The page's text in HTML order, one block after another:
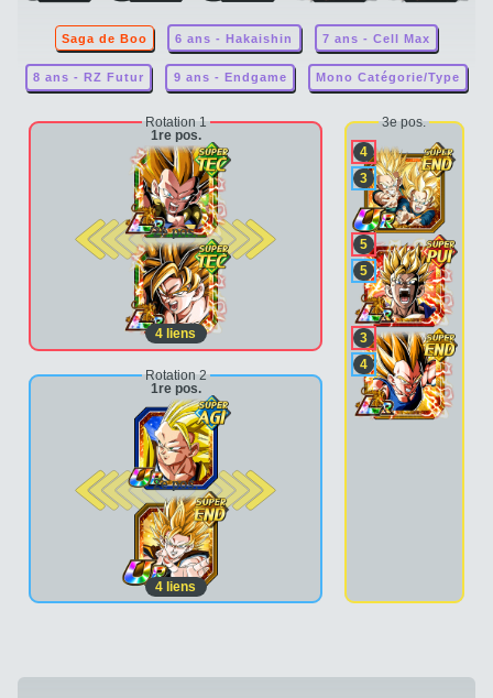
Saga de Boo 6 ans - Hakaishin 7 ans - Cell Max
8 ans - RZ Futur 9 ans - Endgame Mono Catégorie/Type
Rotation 1
1re pos.
2e pos.
4 liens
Rotation 2
1re pos.
2e pos.
4 liens
3e pos.
4
3
5
5
3
4